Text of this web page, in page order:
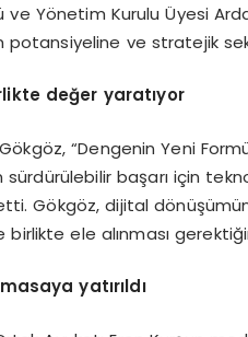
ve Yönetim Kurulu Üyesi
potansiyeline ve stratejik
değer yaratıyor
“Dengenin Yeni
sürdürülebilir başarı için
Gökgöz, dijital dönüşümün
ele alınması
yatırıldı